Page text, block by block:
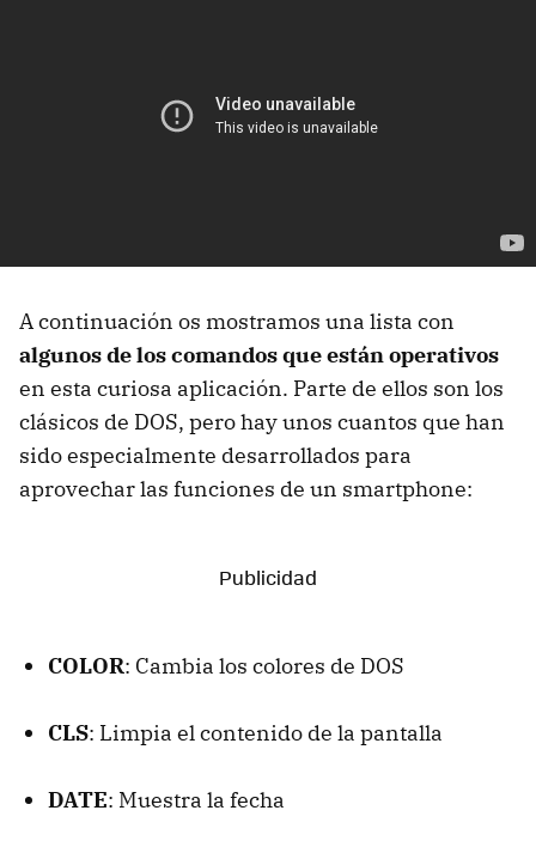
A continuación os mostramos una lista con
algunos de los comandos que están operativos
en esta curiosa aplicación. Parte de ellos son los
clásicos de DOS, pero hay unos cuantos que han
sido especialmente desarrollados para
aprovechar las funciones de un smartphone:
COLOR: Cambia los colores de DOS
CLS: Limpia el contenido de la pantalla
DATE: Muestra la fecha